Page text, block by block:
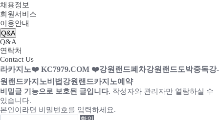
채용정보
회원서비스
이용안내
Q&A
Q&A
연락처
Contact Us
라카­지노❤️ KC7979.COM ❤️강­원랜드폐차강­원랜드도박중독강­
원랜드카­지노비법강­원랜드카­지노예약
비밀글 기능으로 보호된 글입니다. 작성자와 관리자만 열람하실 수
있습니다.
본인이라면 비밀번호를 입력하세요.